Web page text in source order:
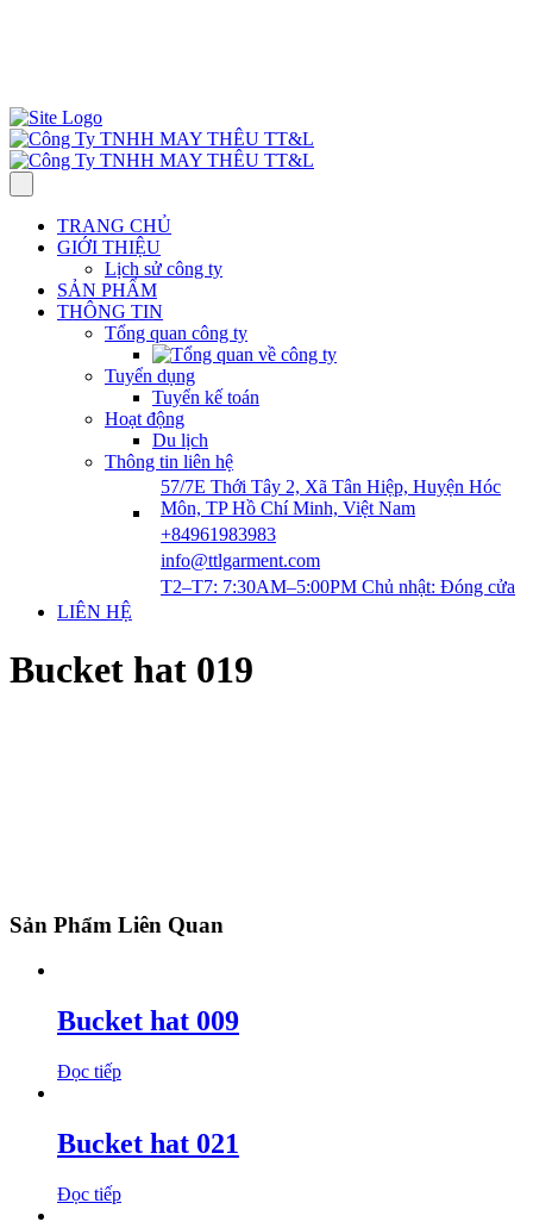
TRANG CHỦ
GIỚI THIỆU
Lịch sử công ty
SẢN PHẨM
THÔNG TIN
Tổng quan công ty
Tuyển dụng
Tuyển kế toán
Hoạt động
Du lịch
Thông tin liên hệ
57/7E Thới Tây 2, Xã Tân Hiệp, Huyện Hóc
Môn, TP Hồ Chí Minh, Việt Nam
+84961983983
info@ttlgarment.com
T2–T7: 7:30AM–5:00PM Chủ nhật: Đóng cửa
LIÊN HỆ
Bucket hat 019
Sản Phẩm Liên Quan
Bucket hat 009
Đọc tiếp
Bucket hat 021
Đọc tiếp